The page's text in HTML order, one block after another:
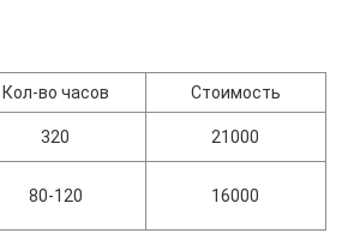
Кол-во часов
Стоимость
320 21000
80-120 16000